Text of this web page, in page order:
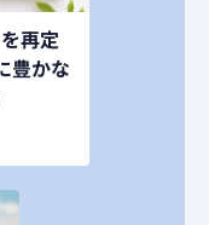
再定
豊かな